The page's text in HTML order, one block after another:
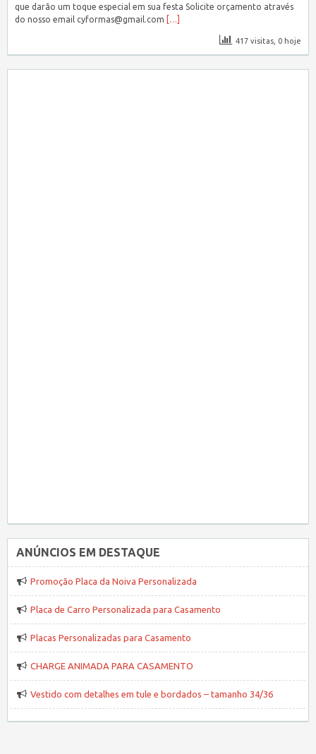
que darão um toque especial em sua festa Solicite orçamento através
do nosso email cyformas@gmail.com
[…]
417 visitas, 0 hoje
ANÚNCIOS EM DESTAQUE
Promoção Placa da Noiva Personalizada
Placa de Carro Personalizada para Casamento
Placas Personalizadas para Casamento
CHARGE ANIMADA PARA CASAMENTO
Vestido com detalhes em tule e bordados – tamanho 34/36